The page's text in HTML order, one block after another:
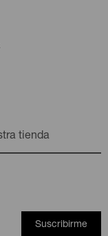
tienda
Suscribirme